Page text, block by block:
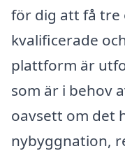
för dig att få tre
kvalificerade
plattform är
som är i behov
oavsett om det
nybyggnation,